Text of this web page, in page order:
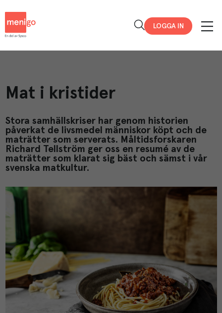
LOGGA IN
Mat i kristider
Stora samhällskriser har genom historien
påverkat de livsmedel människor köpt och de
maträtter som serverats. Måltidsforskaren
Richard Tellström ger oss en resumé av de
maträtter som klarat sig bäst och sämst i vår
svenska matkultur.